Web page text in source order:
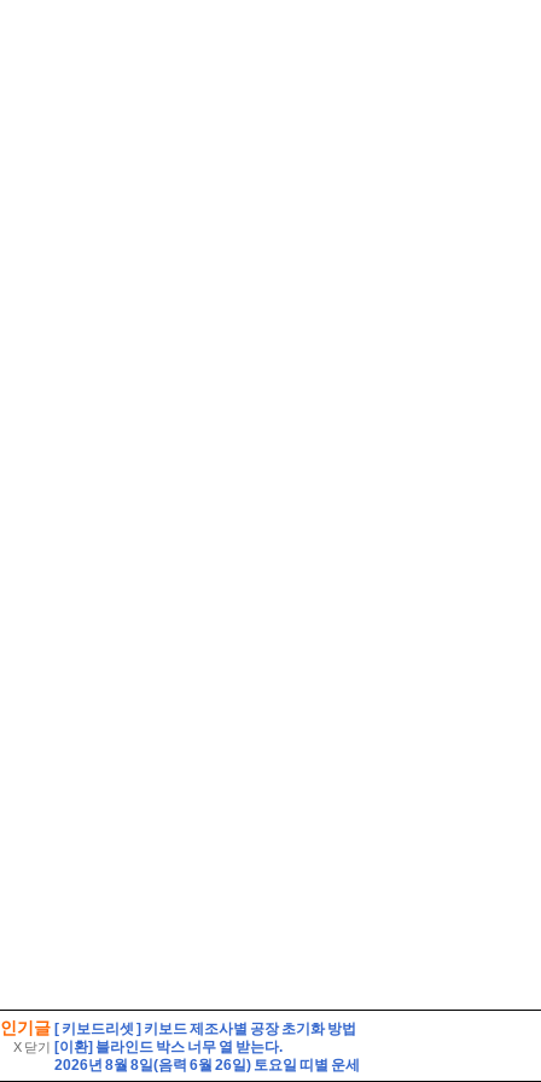
인기글
X 닫기
[ 키보드리셋 ] 키보드 제조사별 공장 초기화 방법
[이환] 블라인드 박스 너무 열 받는다.
2026년 8월 8일(음력 6월 26일) 토요일 띠별 운세